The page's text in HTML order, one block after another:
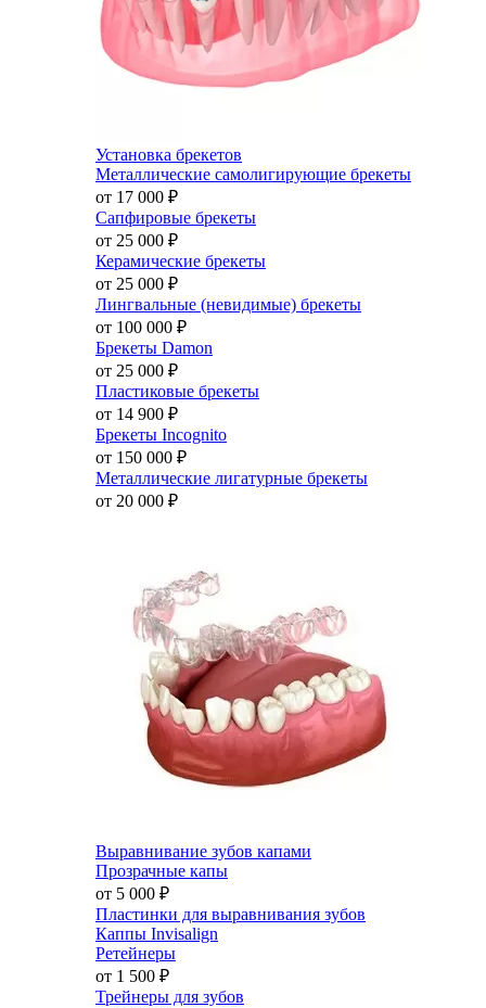
Установка брекетов
Металлические самолигирующие брекеты
от 17 000 ₽
Сапфировые брекеты
от 25 000 ₽
Керамические брекеты
от 25 000 ₽
Лингвальные (невидимые) брекеты
от 100 000 ₽
Брекеты Damon
от 25 000 ₽
Пластиковые брекеты
от 14 900 ₽
Брекеты Incognito
от 150 000 ₽
Металлические лигатурные брекеты
от 20 000 ₽
Выравнивание зубов капами
Прозрачные капы
от 5 000 ₽
Пластинки для выравнивания зубов
Каппы Invisalign
Ретейнеры
от 1 500 ₽
Трейнеры для зубов